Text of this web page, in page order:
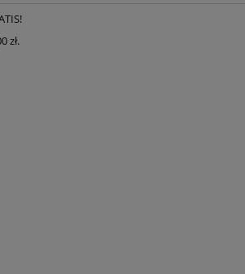
zł.